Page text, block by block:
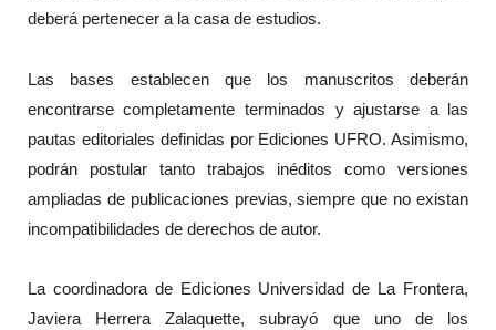
deberá pertenecer a la casa de estudios.
Las bases establecen que los manuscritos deberán
encontrarse completamente terminados y ajustarse a las
pautas editoriales definidas por Ediciones UFRO. Asimismo,
podrán postular tanto trabajos inéditos como versiones
ampliadas de publicaciones previas, siempre que no existan
incompatibilidades de derechos de autor.
La coordinadora de Ediciones Universidad de La Frontera,
Javiera Herrera Zalaquette, subrayó que uno de los